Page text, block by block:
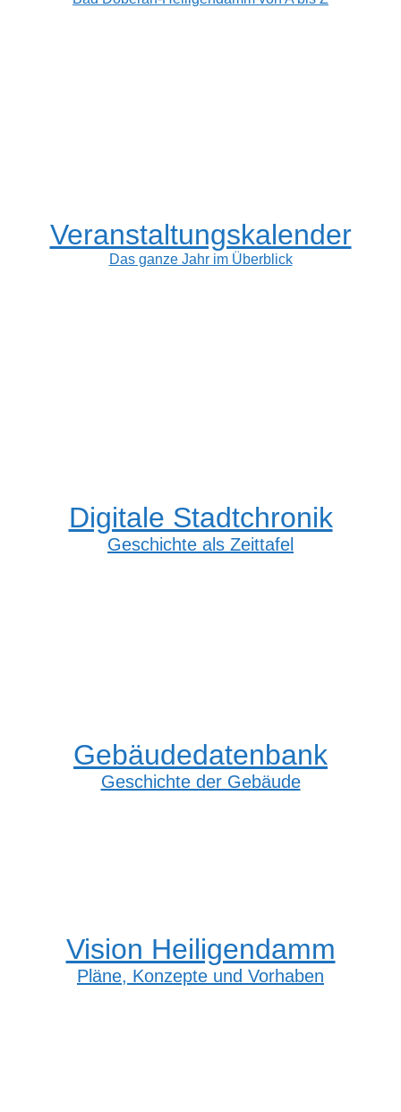
Veranstaltungskalender
Das ganze Jahr im Überblick
Digitale Stadtchronik
Geschichte als Zeittafel
Gebäudedatenbank
Geschichte der Gebäude
Vision Heiligendamm
Pläne, Konzepte und Vorhaben